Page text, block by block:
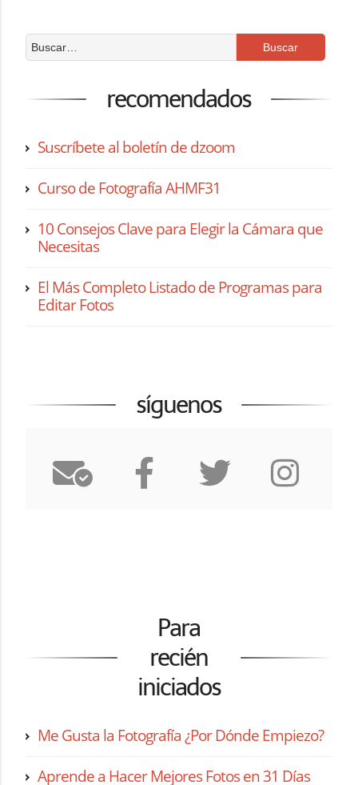
recomendados
Suscríbete al boletín de dzoom
Curso de Fotografía AHMF31
10 Consejos Clave para Elegir la Cámara que
Necesitas
El Más Completo Listado de Programas para
Editar Fotos
síguenos
Para
recién
iniciados
Me Gusta la Fotografía ¿Por Dónde Empiezo?
Aprende a Hacer Mejores Fotos en 31 Días